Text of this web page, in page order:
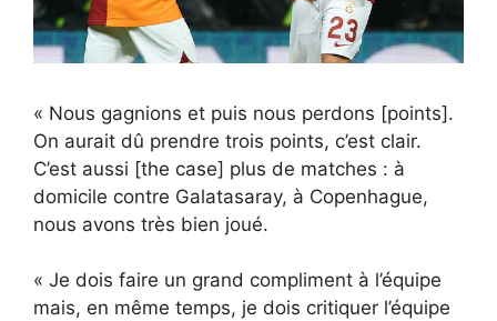
« Nous gagnions et puis nous perdons [points].
On aurait dû prendre trois points, c’est clair.
C’est aussi [the case] plus de matches : à
domicile contre Galatasaray, à Copenhague,
nous avons très bien joué.
« Je dois faire un grand compliment à l’équipe
mais, en même temps, je dois critiquer l’équipe